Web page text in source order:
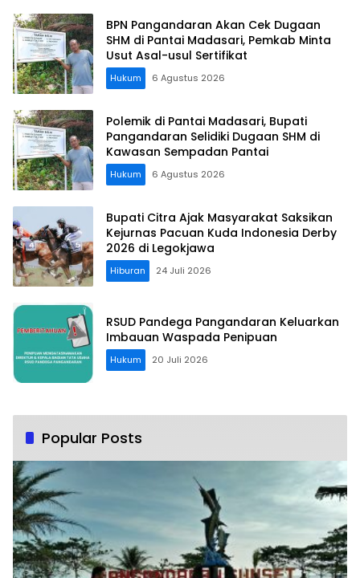
BPN Pangandaran Akan Cek Dugaan
SHM di Pantai Madasari, Pemkab Minta
Usut Asal-usul Sertifikat
Hukum 6 Agustus 2026
Polemik di Pantai Madasari, Bupati
Pangandaran Selidiki Dugaan SHM di
Kawasan Sempadan Pantai
Hukum 6 Agustus 2026
Bupati Citra Ajak Masyarakat Saksikan
Kejurnas Pacuan Kuda Indonesia Derby
2026 di Legokjawa
Hiburan 24 Juli 2026
RSUD Pandega Pangandaran Keluarkan
Imbauan Waspada Penipuan
Hukum 20 Juli 2026
Popular Posts